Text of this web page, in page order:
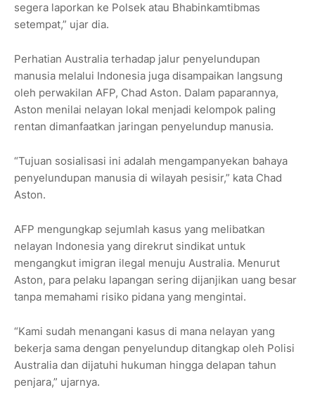
segera laporkan ke Polsek atau Bhabinkamtibmas
setempat,” ujar dia.
Perhatian Australia terhadap jalur penyelundupan
manusia melalui Indonesia juga disampaikan langsung
oleh perwakilan AFP, Chad Aston. Dalam paparannya,
Aston menilai nelayan lokal menjadi kelompok paling
rentan dimanfaatkan jaringan penyelundup manusia.
“Tujuan sosialisasi ini adalah mengampanyekan bahaya
penyelundupan manusia di wilayah pesisir,” kata Chad
Aston.
AFP mengungkap sejumlah kasus yang melibatkan
nelayan Indonesia yang direkrut sindikat untuk
mengangkut imigran ilegal menuju Australia. Menurut
Aston, para pelaku lapangan sering dijanjikan uang besar
tanpa memahami risiko pidana yang mengintai.
“Kami sudah menangani kasus di mana nelayan yang
bekerja sama dengan penyelundup ditangkap oleh Polisi
Australia dan dijatuhi hukuman hingga delapan tahun
penjara,” ujarnya.